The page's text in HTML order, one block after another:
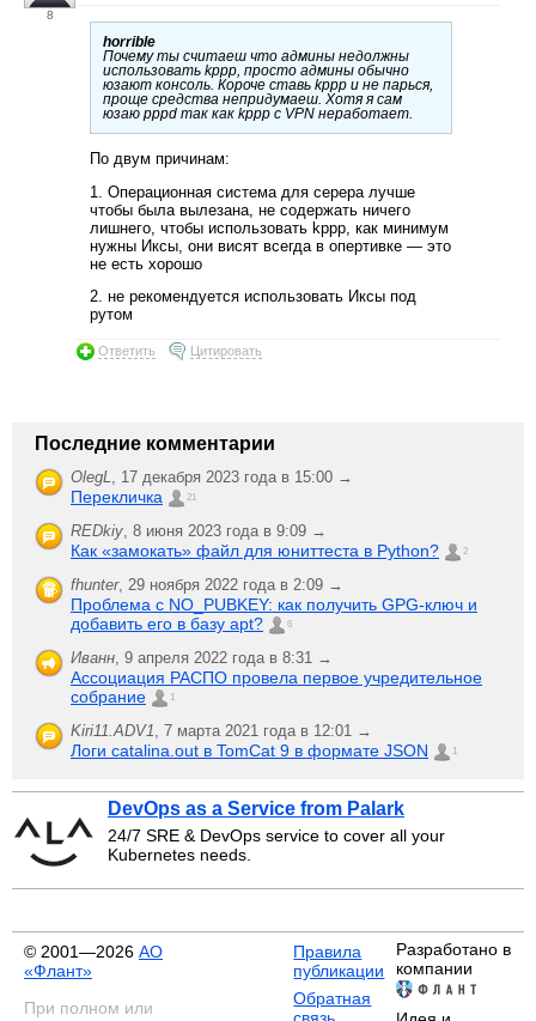
8
horrible
Почему ты считаеш что админы недолжны
использовать kppp, просто админы обычно
юзают консоль. Короче ставь kppp и не парься,
проще средства непридумаеш. Хотя я сам
юзаю pppd так как kppp с VPN неработает.
По двум причинам:
1. Операционная система для серера лучше
чтобы была вылезана, не содержать ничего
лишнего, чтобы использовать kppp, как минимум
нужны Иксы, они висят всегда в опертивке — это
не есть хорошо
2. не рекомендуется использовать Иксы под
рутом
Ответить Цитировать
Последние комментарии
OlegL, 17 декабря 2023 года в 15:00 →
Перекличка 21
REDkiy, 8 июня 2023 года в 9:09 →
Как «замокать» файл для юниттеста в Python? 2
fhunter, 29 ноября 2022 года в 2:09 →
Проблема с NO_PUBKEY: как получить GPG-ключ и
добавить его в базу apt?
6
Иванн, 9 апреля 2022 года в 8:31 →
Ассоциация РАСПО провела первое учредительное
собрание
1
Kiri11.ADV1, 7 марта 2021 года в 12:01 →
Логи catalina.out в TomCat 9 в формате JSON 1
DevOps as a Service from Palark
24/7 SRE & DevOps service to cover all your
Kubernetes needs.
© 2001—2026 АО
«Флант»
При полном или
Правила
публикации
Обратная
Разработано в
компании